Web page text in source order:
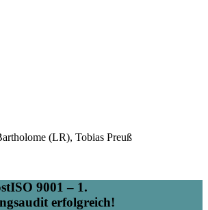
(LR), Tobias Preuß
ISO 9001 – 1.
erfolgreich!